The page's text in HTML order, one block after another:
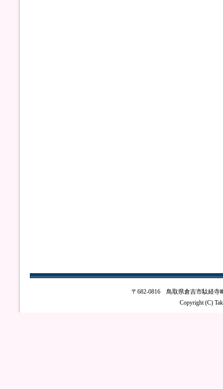
〒682-0816 鳥取県倉吉市駄経寺
Copyright (C)